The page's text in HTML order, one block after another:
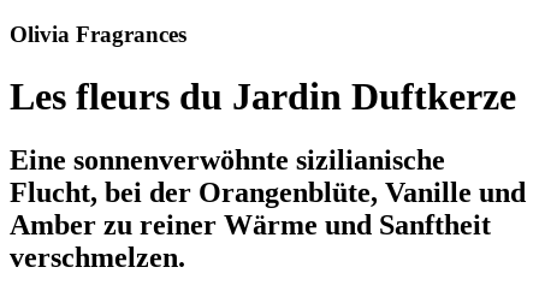
Olivia Fragrances
Les fleurs du Jardin Duftkerze
Eine sonnenverwöhnte sizilianische
Flucht, bei der Orangenblüte, Vanille und
Amber zu reiner Wärme und Sanftheit
verschmelzen.